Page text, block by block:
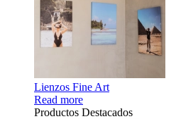
Lienzos Fine Art
Read more
Productos Destacados